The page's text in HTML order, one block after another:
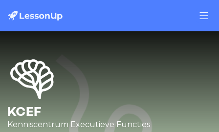
KCEF
Kenniscentrum Executieve Functies